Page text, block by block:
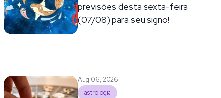
previsões desta sexta-feira
(07/08) para seu signo!
Aug 06, 2026
astrologia